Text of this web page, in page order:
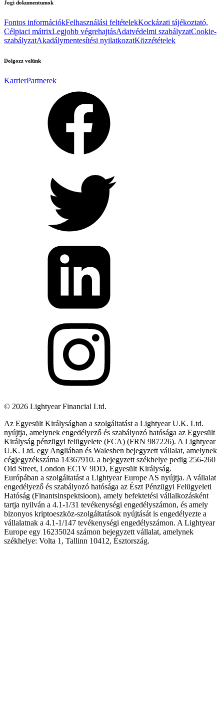
Jogi dokumentumok
Fontos információkFelhasználási feltételekKockázati tájékoztató,
Célpiaci mátrixLegjobb végrehajtásAdatvédelmi szabályzatCookie-
szabályzatAkadálymentesítési nyilatkozatKözzétételek
Dolgozz velünk
KarrierPartnerek
© 2026 Lightyear Financial Ltd.
Az Egyesült Királyságban a szolgáltatást a Lightyear U.K. Ltd.
nyújtja, amelynek engedélyező és szabályozó hatósága az Egyesült
Királyság pénzügyi felügyelete (FCA) (FRN 987226). A Lightyear
U.K. Ltd. egy Angliában és Walesben bejegyzett vállalat, amelynek
cégjegyzékszáma 14367910. a bejegyzett székhelye pedig 256-260
Old Street, London EC1V 9DD, Egyesült Királyság.
Európában a szolgáltatást a Lightyear Europe AS nyújtja. A vállalat
engedélyező és szabályozó hatósága az Észt Pénzügyi Felügyeleti
Hatóság (Finantsinspektsioon), amely befektetési vállalkozásként
tartja nyilván a 4.1-1/31 tevékenységi engedélyszámon, és amely
bizonyos kriptoeszköz-szolgáltatások nyújtását is engedélyezte a
vállalatnak a 4.1-1/147 tevékenységi engedélyszámon. A Lightyear
Europe egy 16235024 számon bejegyzett vállalat, amelynek
székhelye: Volta 1, Tallinn 10412, Észtország.